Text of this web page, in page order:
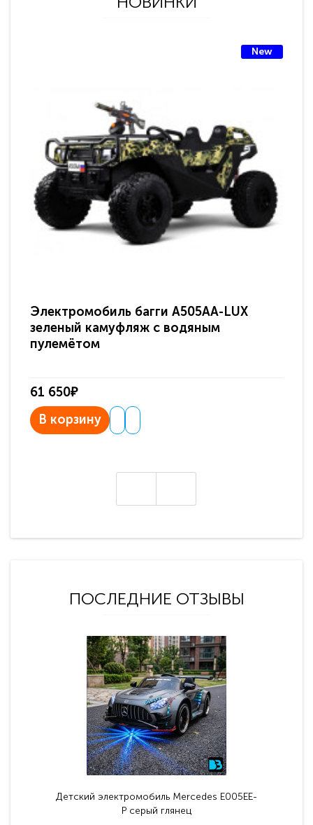
New
Электромобиль багги A505AA-LUX
зеленый камуфляж с водяным
пулемётом
61 650₽
В корзину
ПОСЛЕДНИЕ ОТЗЫВЫ
Детский электромобиль Mercedes E005EE-
P серый глянец